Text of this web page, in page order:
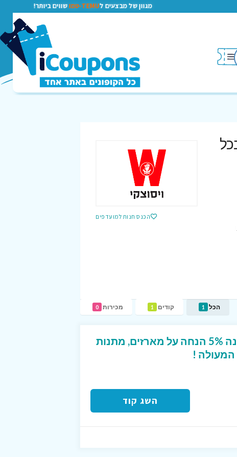
מגוון של מבצעים לTEMU-טמו שווים ביותר!
הכנס חנות למועדפים
הכל 1 קודים 1 מכירות 0
קוד קופון בלעדי המקנה 5% הנחה על מארזים, מתנות
המעולה !
השג קוד